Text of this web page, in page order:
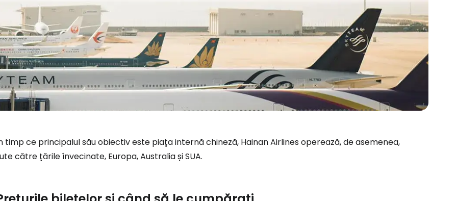
timp ce principalul său obiectiv este piața internă chineză, Hainan Airlines operează, de asemenea,
către țările învecinate, Europa, Australia și SUA.